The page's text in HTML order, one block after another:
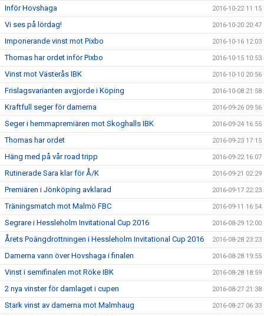
Inför Hovshaga 2016-10-22 11:15
Vi ses på lördag! 2016-10-20 20:47
Imponerande vinst mot Pixbo 2016-10-16 12:03
Thomas har ordet inför Pixbo 2016-10-15 10:53
Vinst mot Västerås IBK 2016-10-10 20:56
Frislagsvarianten avgjorde i Köping 2016-10-08 21:58
Kraftfull seger för damerna 2016-09-26 09:56
Seger i hemmapremiären mot Skoghalls IBK 2016-09-24 16:55
Thomas har ordet 2016-09-23 17:15
Häng med på vår road tripp 2016-09-22 16:07
Rutinerade Sara klar för Å/K 2016-09-21 02:29
Premiären i Jönköping avklarad 2016-09-17 22:23
Träningsmatch mot Malmö FBC 2016-09-11 16:54
Segrare i Hessleholm Invitational Cup 2016 2016-08-29 12:00
Årets Poängdrottningen i Hessleholm Invitational Cup 2016 2016-08-28 23:23
Damerna vann över Hovshaga i finalen 2016-08-28 19:55
Vinst i semifinalen mot Röke IBK 2016-08-28 18:59
2 nya vinster för damlaget i cupen 2016-08-27 21:38
Stark vinst av damerna mot Malmhaug 2016-08-27 06:33